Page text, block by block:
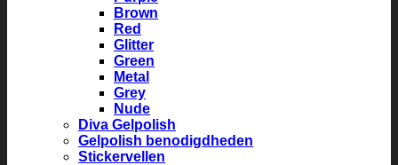
Brown
Red
Glitter
Green
Metal
Grey
Nude
Diva Gelpolish
Gelpolish benodigdheden
Stickervellen